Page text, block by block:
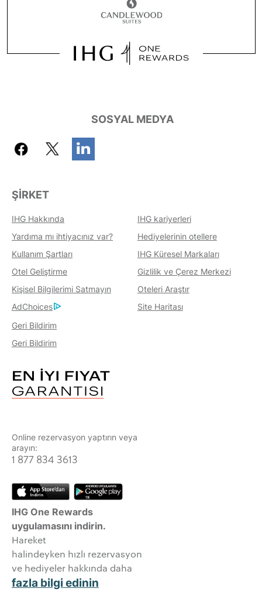
SOSYAL MEDYA
ŞIRKET
IHG Hakkında
IHG kariyerleri
Yardıma mı ihtiyacınız var?
Hediyelerinin otellere
Kullanım Şartları
IHG Küresel Markaları
Otel Geliştirme
Gizlilik ve Çerez Merkezi
Kişisel Bilgilerimi Satmayın
Oteleri Araştır
AdChoices
Site Haritası
Geri Bildirim
Geri Bildirim
Online rezervasyon yaptırın veya
arayın:
1 877 834 3613
IHG One Rewards
uygulamasını indirin.
Hareket
halindeyken hızlı rezervasyon
ve hediyeler hakkında daha
fazla bilgi edinin